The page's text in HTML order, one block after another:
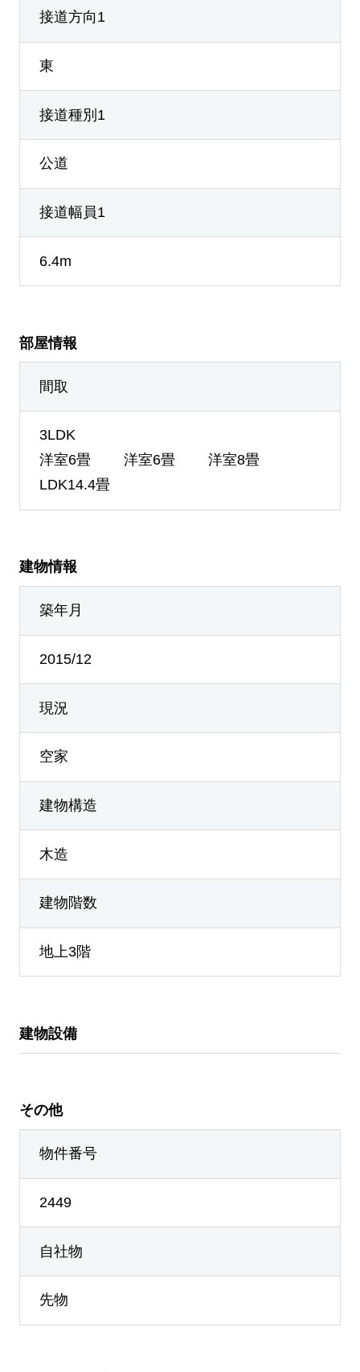
接道方向1
東
接道種別1
公道
接道幅員1
6.4m
部屋情報
間取
3LDK
洋室6畳 洋室6畳 洋室8畳
LDK14.4畳
建物情報
築年月
2015/12
現況
空家
建物構造
木造
建物階数
地上3階
建物設備
その他
物件番号
2449
自社物
先物